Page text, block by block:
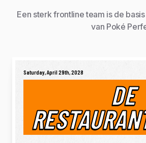
Saturday, April 29th, 2028
DE
Een sterk frontline team is de
van Poké